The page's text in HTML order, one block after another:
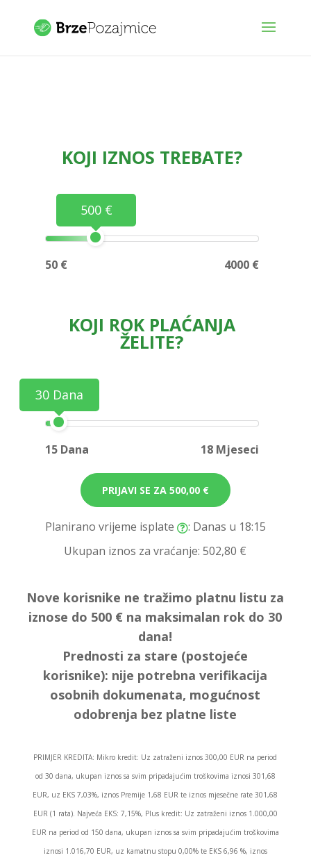
KOJI IZNOS TREBATE?
500 €
50 € 4000 €
KOJI ROK PLAĆANJA
ŽELITE?
30 Dana
15 Dana 18 Mjeseci
PRIJAVI SE ZA 500,00 €
Planirano vrijeme isplate
: Danas u 18:15
Ukupan iznos za vraćanje:502,80 €
Nove korisnike ne tražimo platnu listu za
iznose do 500 € na maksimalan rok do 30
dana!
Prednosti za stare (postojeće
korisnike): nije potrebna verifikacija
osobnih dokumenata, mogućnost
odobrenja bez platne liste
PRIMJER KREDITA: Mikro kredit: Uz zatraženi iznos 300,00 EUR na period
od 30 dana, ukupan iznos sa svim pripadajućim troškovima iznosi 301,68
EUR, uz EKS 7,03%, iznos Premije 1,68 EUR te iznos mjesečne rate 301,68
EUR (1 rata). Najveća EKS: 7,15%, Plus kredit: Uz zatraženi iznos 1.000,00
EUR na period od 150 dana, ukupan iznos sa svim pripadajućim troškovima
iznosi 1.016,70 EUR, uz kamatnu stopu 0,00% te EKS 6,96 %, iznos